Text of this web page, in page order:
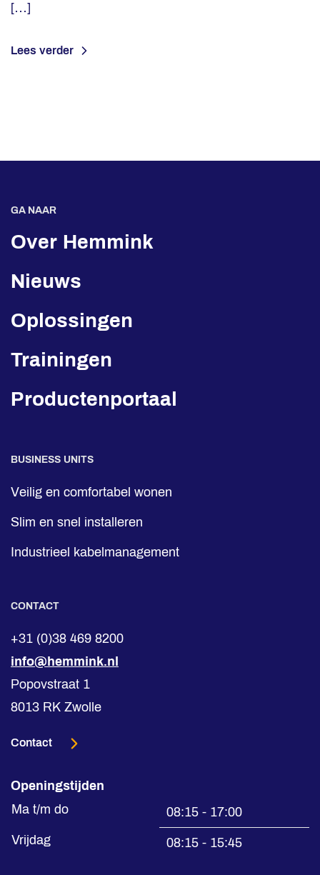
[…]
Lees verder
GA NAAR
Over Hemmink
Nieuws
Oplossingen
Trainingen
Productenportaal
BUSINESS UNITS
Veilig en comfortabel wonen
Slim en snel installeren
Industrieel kabelmanagement
CONTACT
+31 (0)38 469 8200
info@hemmink.nl
Popovstraat 1
8013 RK Zwolle
Contact
Openingstijden
Ma t/m do
08:15 - 17:00
Vrijdag
08:15 - 15:45